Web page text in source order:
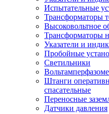
Испытательные
Трансформаторы
Высоковольтное
Трансформаторы
Указатели и
Пробойные
Светильники
Штанги
спасательные
Переносные
Датчики давления